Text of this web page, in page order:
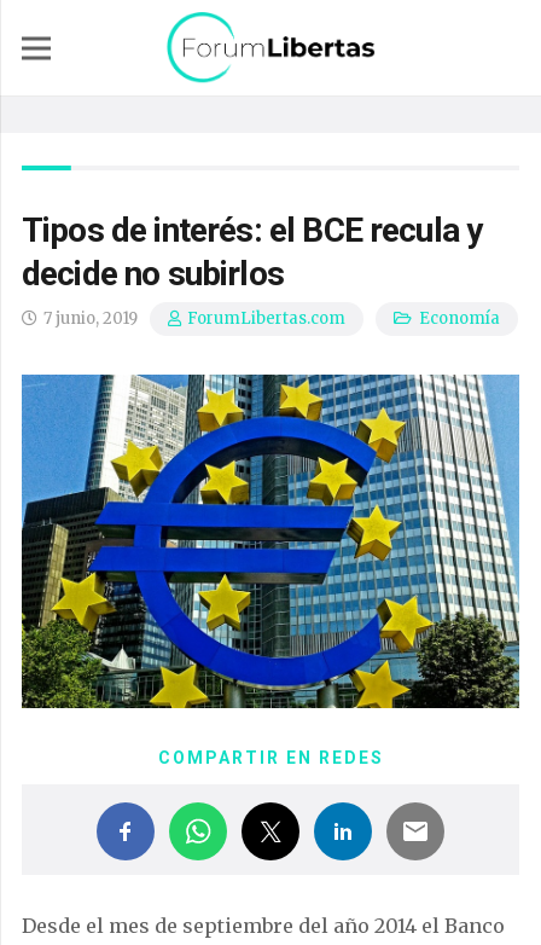
Tipos de interés: el BCE recula y
decide no subirlos
7 junio, 2019 ForumLibertas.com Economía
COMPARTIR EN REDES
Desde el mes de septiembre del año 2014 el Banco